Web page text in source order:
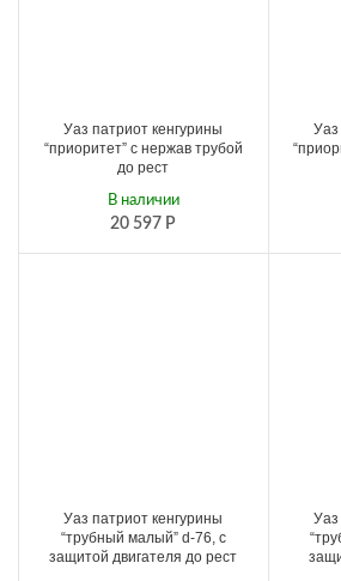
Уаз патриот кенгурины
“приоритет” с нержав трубой
до рест
20 597 Р
В наличии
Уаз
Уаз патриот кенгурины
“трубный малый” d-76, с
защитой двигателя до рест
Уаз